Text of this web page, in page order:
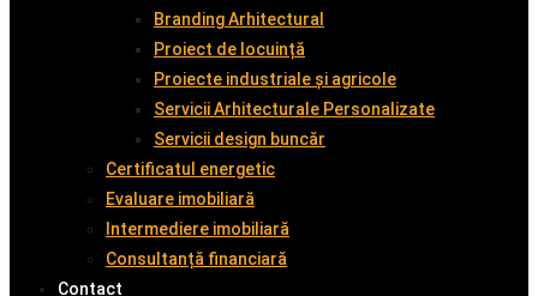
Branding Arhitectural
Proiect de locuință
Proiecte industriale și agricole
Servicii Arhitecturale Personalizate
Servicii design buncăr
Certificatul energetic
Evaluare imobiliară
Intermediere imobiliară
Consultanță financiară
Contact